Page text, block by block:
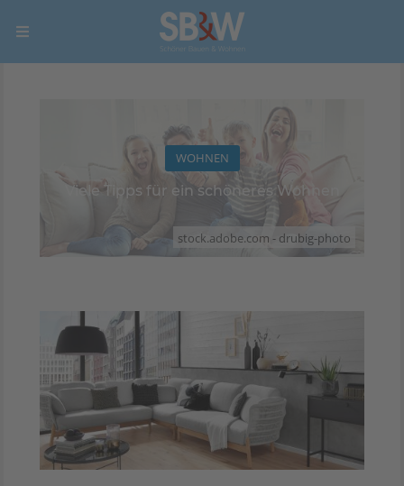
stock.adobe.com - drubig-photo
WOHNEN
Viele Tipps für ein schöneres Wohnen